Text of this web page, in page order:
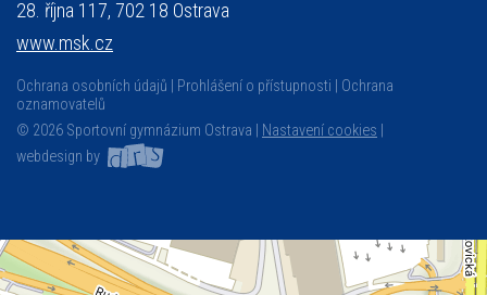
28. října 117, 702 18 Ostrava
www.msk.cz
Ochrana osobních údajů Prohlášení o přístupnosti
Ochrana
oznamovatelů
© 2026 Sportovní gymnázium Ostrava |
Nastavení cookies
webdesign by